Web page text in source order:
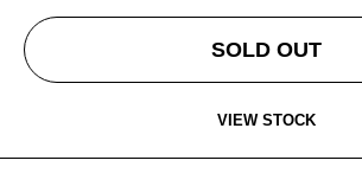
SOLD OUT
VIEW STOCK